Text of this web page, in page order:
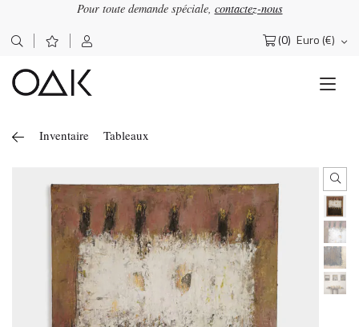
Pour toute demande spéciale, contactez-nous
(0) Euro (€)
Rechercher :
Inventaire Tableaux
Lettre d'information OΔK
J'accepte de recevoir la newsletter OAK